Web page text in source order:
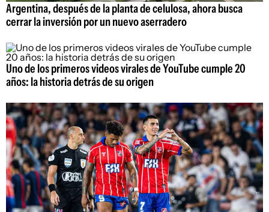
Argentina, después de la planta de celulosa, ahora busca
cerrar la inversión por un nuevo aserradero
Uno de los primeros videos virales de YouTube cumple 20
años: la historia detrás de su origen